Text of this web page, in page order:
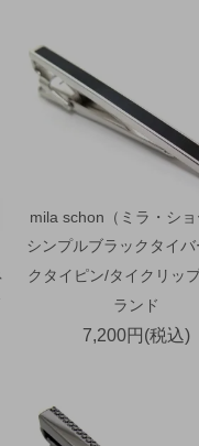
mila schon（ミラ・ショ
シンプルブラックタイ
クタイピン/タイクリッ
ランド
7,200円(税込)